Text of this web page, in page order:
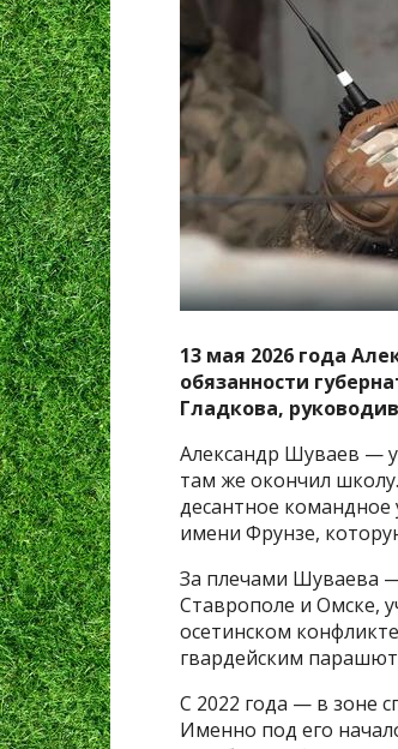
13 мая 2026 года
обязанности
Гладкова,
Александр Шуваев —
там же окончил
десантное командное
имени Фрунзе,
За плечами Шуваева
Ставрополе и Омске,
осетинском
гвардейским
С 2022 года — в зоне
Именно под его